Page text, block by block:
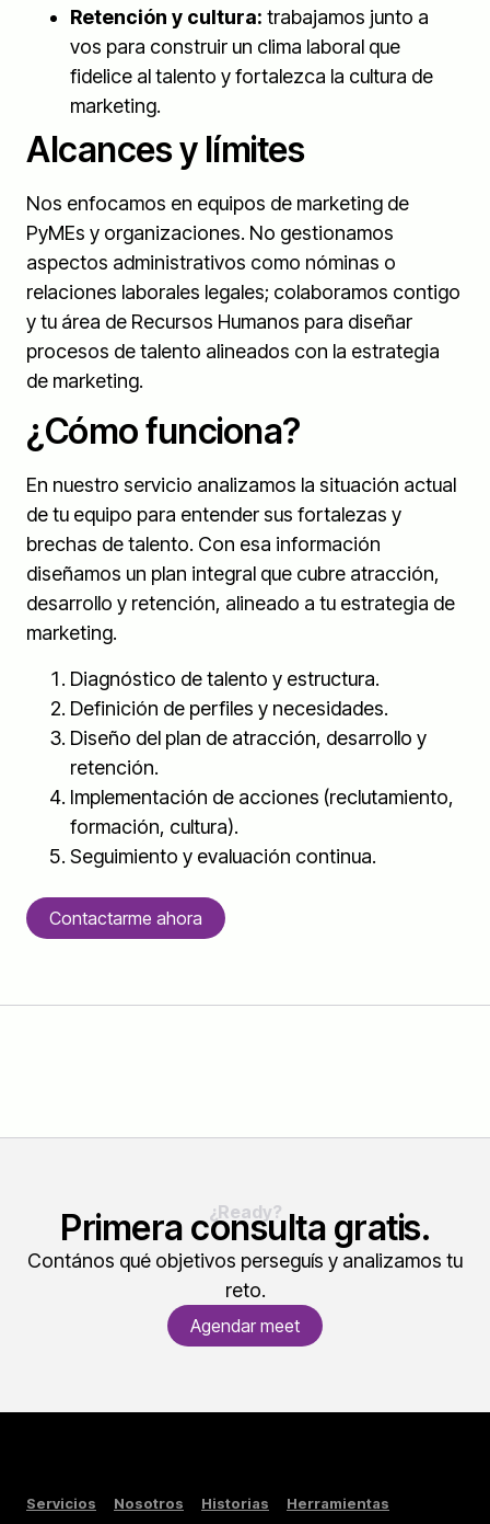
Retención y cultura: trabajamos junto a
vos para construir un clima laboral que
fidelice al talento y fortalezca la cultura de
marketing.
Alcances y límites
Nos enfocamos en equipos de marketing de
PyMEs y organizaciones. No gestionamos
aspectos administrativos como nóminas o
relaciones laborales legales; colaboramos contigo
y tu área de Recursos Humanos para diseñar
procesos de talento alineados con la estrategia
de marketing.
¿Cómo funciona?
En nuestro servicio analizamos la situación actual
de tu equipo para entender sus fortalezas y
brechas de talento. Con esa información
diseñamos un plan integral que cubre atracción,
desarrollo y retención, alineado a tu estrategia de
marketing.
Diagnóstico de talento y estructura.
Definición de perfiles y necesidades.
Diseño del plan de atracción, desarrollo y
retención.
Implementación de acciones (reclutamiento,
formación, cultura).
Seguimiento y evaluación continua.
Contactarme ahora
¿Ready?
Primera consulta gratis.
Contános qué objetivos perseguís y analizamos tu
reto.
Agendar meet
Servicios Nosotros Historias Herramientas